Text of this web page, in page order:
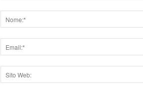
Nome
Email
Sito
web